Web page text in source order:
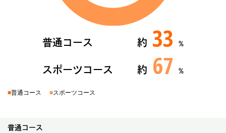
普通コース 約 33 %
スポーツコース 約 67 %
■普通コース ■スポーツコース
普通コース